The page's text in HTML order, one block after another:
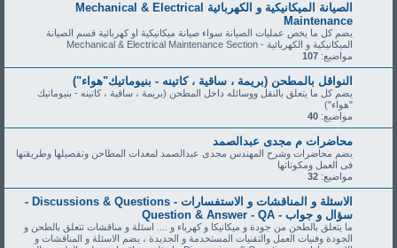
الصيانة الميكانيكية و الكهربائية Mechanical & Electrical
Maintenance
يضم كل ما يخص عمليات الصيانة سواء صيانة ميكانيكية او كهربائية قسم الصيانة
الميكانيكية و الكهربائية - Mechanical & Electrical Maintenance Section
مواضيع: 107
النواقل بالمطحن (بريمة ، ساقية ، كاتينه - بنيوماتيك"هواء")
يضم كل ما يتعلق بالنقل ووسائله داخل المطحن (بريمة ، ساقية ، كاتينه - بنيوماتيك
"هواء")
مواضيع: 40
محاضرات م مجدى عبدالصمد
يضم محاضرات وشرح المهندس مجدى عبدالصمد لمعدات المطاحن وتفصيلها وطريقتها
فى العمل ومكوناتها
مواضيع: 32
الاسئلة و المناقشات و الاستفسارات - Discussions & Questions -
سؤال و جواب - Question & Answer - QA
ما يتعلق بالطحن من جودة و ميكانيكا و كهرباء و .... اسئلة و مناقشات تتعلق بالطحن و
الجودة وفنيات العمل والتقنيات المستخدمة و الجديدة ، يضم الاسئلة و المناقشات و